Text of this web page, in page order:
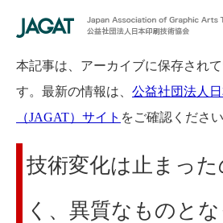
本記事は、アーカイブに保存され
す。最新の情報は、 公益社団法人
（JAGAT）サイト をご確認ください
技術変化は止まっ
く、異質なものと